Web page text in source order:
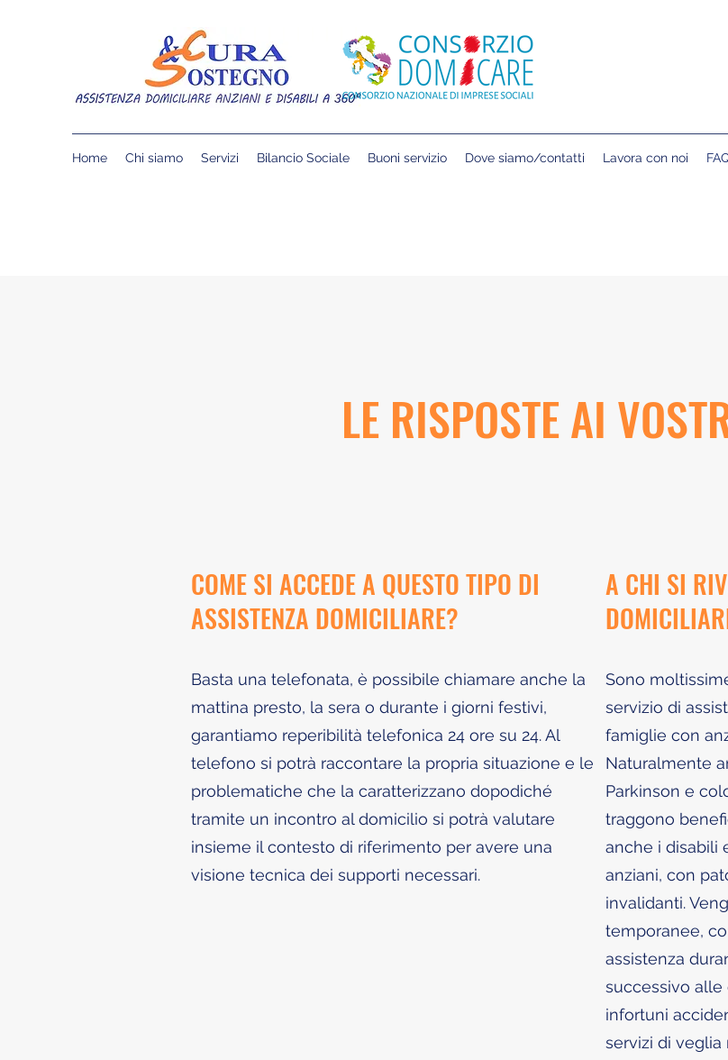
Home Chi siamo Servizi Bilancio Sociale Buoni servizio Dove siamo/contatti Lavora con noi
LE RISPOSTE AI
COME SI ACCEDE A QUESTO TIPO DI
ASSISTENZA DOMICILIARE?
Basta una telefonata, è possibile chiamare anche la
mattina presto, la sera o durante i giorni festivi,
garantiamo reperibilità telefonica 24 ore su 24. Al
telefono si potrà raccontare la propria situazione e le
problematiche che la caratterizzano dopodiché
tramite un incontro al domicilio si potrà valutare
insieme il contesto di riferimento per avere una
visione tecnica dei supporti necessari.
A CHI SI
Sono
servizio di
famiglie con
Naturalmente
Parkinson e
traggono
anche i disabili
anziani, con
invalidanti.
temporanee,
assistenza
successivo alle
infortuni
servizi di veglia